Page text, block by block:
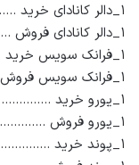
۱_دالر کانادای خرید ……….۵۹٫۲۰
۱_دالر کانادای فروش ……… ۵۹٫۴۰
۱_فرانک سویس خرید ……. ۷۷٫۵۰
۱_فرانک سویس فروش …… ۷۷٫۷۰
۱_یورو خرید ………………… ۸۸٫۵۰
۱_یورو فروش ………………. ۸۸٫۷۰
۱_پوند خرید ………………… ۹۹٫۴۰